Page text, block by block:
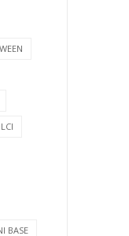
BASE